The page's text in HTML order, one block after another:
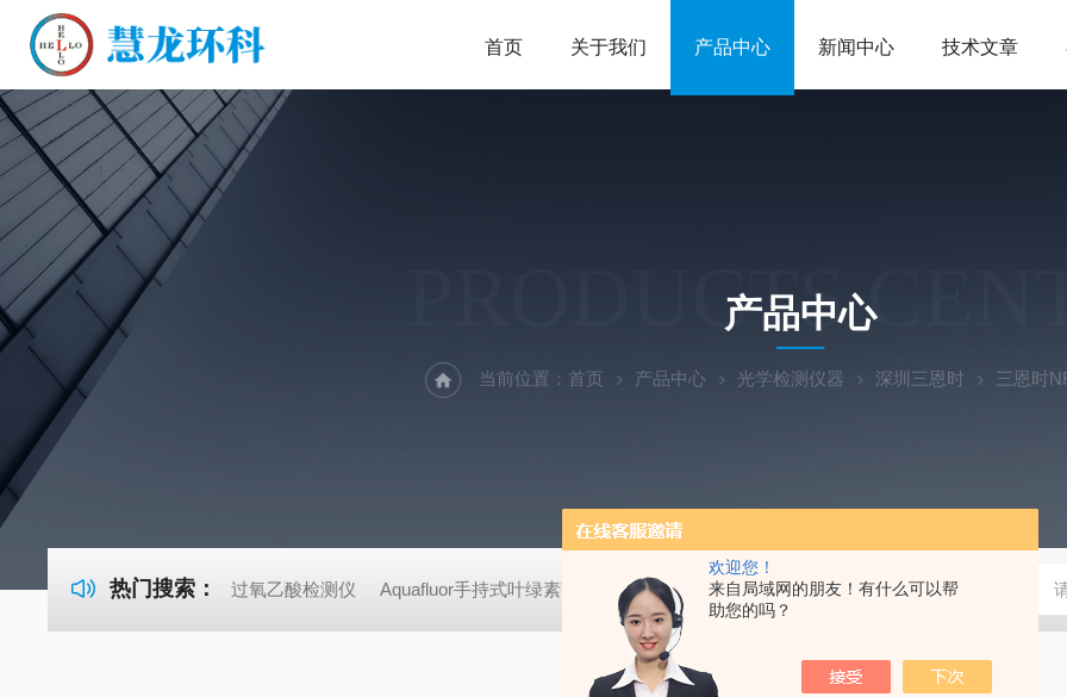
欢迎您！
来自局域网的朋友！有什么可以帮
助您的吗？
首页 关于我们 产品中心 新闻中心 技术文章
PRODUCTS
产品中心
当前位置： 首页 产品中心 光学检测仪器 深圳三恩时 三恩时
热门搜索： 过氧乙酸检测仪 Aquafluor手持式叶绿素荧光仪 HLT-001土壤检测仪器土壤采样套装 德国MN 91346